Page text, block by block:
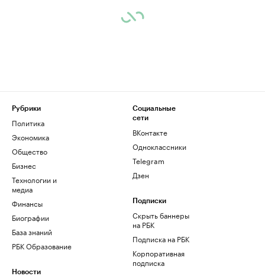
Рубрики
Политика
Экономика
Общество
Бизнес
Технологии и
медиа
Финансы
Биографии
База знаний
РБК Образование
Новости
Социальные
сети
ВКонтакте
Одноклассники
Telegram
Дзен
Подписки
Скрыть баннеры
на РБК
Подписка на РБК
Корпоративная
подписка